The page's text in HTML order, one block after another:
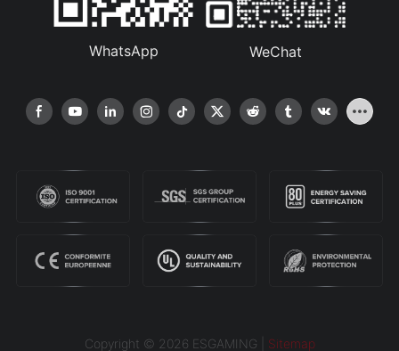
WhatsApp WeChat
Copyright © 2026 ESGAMING | Sitemap